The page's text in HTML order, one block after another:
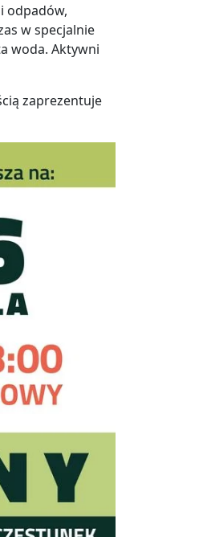
odpadów,
w specjalnie
woda. Aktywni
zaprezentuje